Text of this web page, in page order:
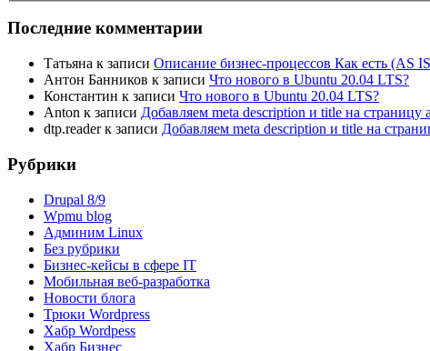
Последние комментарии
Татьяна к записи Описание бизнес-процессов Как есть (AS
Антон Банников к записи Что нового в Ubuntu 20.04 LTS?
Константин к записи Что нового в Ubuntu 20.04 LTS?
Anton к записи Добавляем meta description и title на
dtp.readerк записи Добавляем meta description и title на
Рубрики
Drupal 8/9
Wpmu blog
Админим Linux
Без рубрики
Бизнес-кейсы в сфере IT
Мобильная веб-разработка
Новости блога
Трюки Wordpress
Хабр Wordpess
Хабр Бизнес